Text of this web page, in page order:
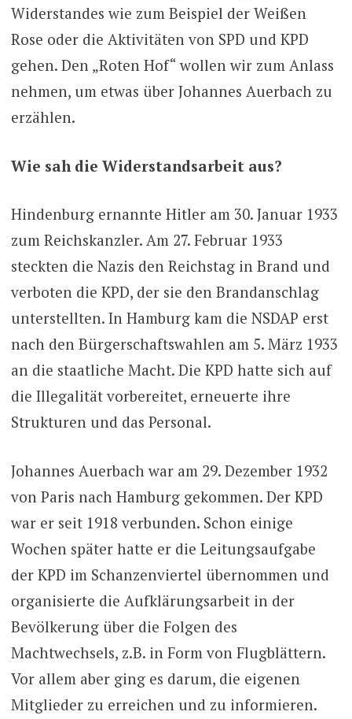
Widerstandes wie zum Beispiel der Weißen
Rose oder die Aktivitäten von SPD und KPD
gehen. Den „Roten Hof“ wollen wir zum Anlass
nehmen, um etwas über Johannes Auerbach zu
erzählen.
Wie sah die Widerstandsarbeit aus?
Hindenburg ernannte Hitler am 30. Januar 1933
zum Reichskanzler. Am 27. Februar 1933
steckten die Nazis den Reichstag in Brand und
verboten die KPD, der sie den Brandanschlag
unterstellten. In Hamburg kam die NSDAP erst
nach den Bürgerschaftswahlen am 5. März 1933
an die staatliche Macht. Die KPD hatte sich auf
die Illegalität vorbereitet, erneuerte ihre
Strukturen und das Personal.
Johannes Auerbach war am 29. Dezember 1932
von Paris nach Hamburg gekommen. Der KPD
war er seit 1918 verbunden. Schon einige
Wochen später hatte er die Leitungsaufgabe
der KPD im Schanzenviertel übernommen und
organisierte die Aufklärungsarbeit in der
Bevölkerung über die Folgen des
Machtwechsels, z.B. in Form von Flugblättern.
Vor allem aber ging es darum, die eigenen
Mitglieder zu erreichen und zu informieren.